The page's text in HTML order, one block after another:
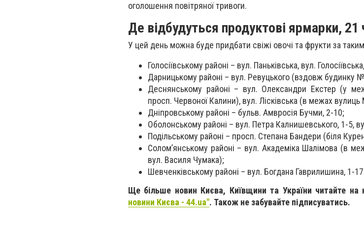
оголошення повітряної тривоги.
Де відбудуться продуктові ярмарки, 21
У цей день можна буде придбати свіжі овочі та фрукти за
Голосіївському районі – вул. Паньківська, вул.
Дарницькому районі – вул. Ревуцького (вздовж будинку
Деснянському районі – вул. Олександри Екстер (у
просп. Червоної Калини), вул. Лісківська (в межах вулиць
Дніпровському районі – бульв. Амвросія Бучми, 2-10;
Оболонському районі – вул. Петра Калнишевського, 1-5,
Подільському районі – просп. Степана Бандери (біля
Солом’янському районі – вул. Академіка Шалімова (в
вул. Василя Чумака);
Шевченківському районі – вул. Богдана Гаврилишина, 1-
Ще більше новин Києва, Київщини та України читайте на
новини Києва - 44.ua". Також не забувайте підписуватись.